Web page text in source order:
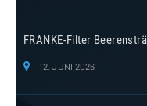
FRANKE-Filter
12. JUNI 2026